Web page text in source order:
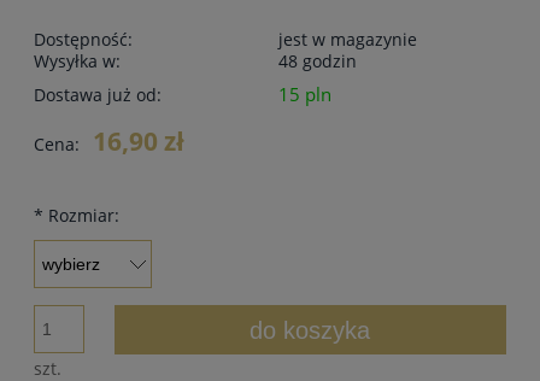
Dostępność:
jest w magazynie
Wysyłka w:
48 godzin
Dostawa już od:
15 pln
Cena: 16,90 zł
* Rozmiar:
szt.
do koszyka